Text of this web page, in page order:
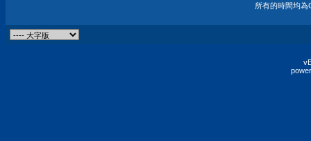
所有的時間均為